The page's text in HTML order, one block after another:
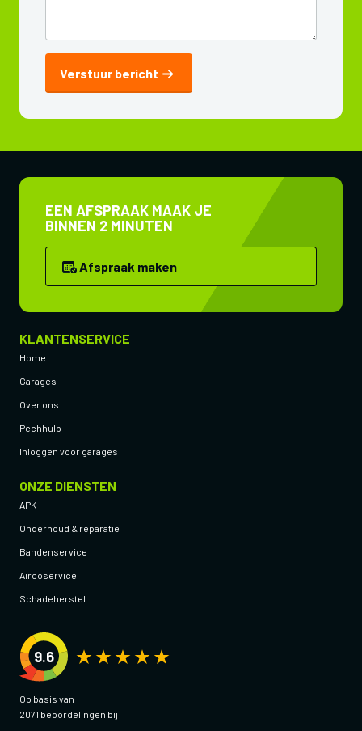
Verstuur bericht
EEN AFSPRAAK MAAK JE
BINNEN 2 MINUTEN
Afspraak maken
KLANTENSERVICE
Home
Garages
Over ons
Pechhulp
Inloggen voor garages
ONZE DIENSTEN
APK
Onderhoud & reparatie
Bandenservice
Aircoservice
Schadeherstel
9.6
Op basis van
2071 beoordelingen bij